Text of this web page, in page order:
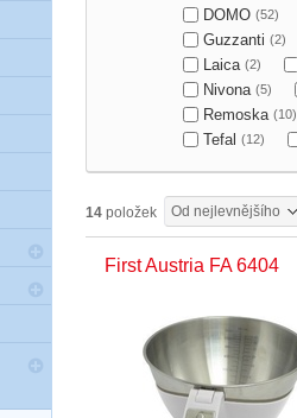
DOMO (52)
Guzzanti (2)
Laica (2)
Nivona (5)
Remoska (10)
Tefal (12)
14 položek Od nejlevnějšího
First Austria FA 6404